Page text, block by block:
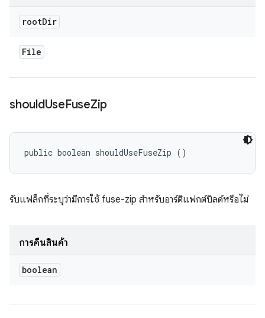
rootDir
File
shouldUseFuseZip
public boolean shouldUseFuseZip ()
รับแฟล็กที่ระบุว่ามีการใช้ fuse-zip สำหรับอาร์ติแฟกต์บิลด์หรือไม่
การคืนสินค้า
boolean